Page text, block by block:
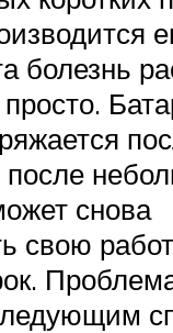
болезнь
после
снова
свою